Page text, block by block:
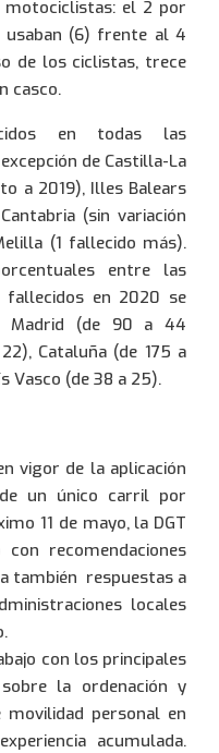
el 2 por
(6) frente al 4
de los ciclistas, trece
casco.
en todas las
de Castilla-La
a 2019), Illes Balears
(sin variación
(1 fallecido más).
entre las
fallecidos en 2020 se
Madrid (de 90 a 44
Cataluña (de 175 a
Vasco (de 38 a 25).
vigor de la aplicación
un único carril por
11 de mayo, la DGT
recomendaciones
también respuestas a
locales
con los principales
la ordenación y
personal en
acumulada.